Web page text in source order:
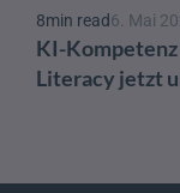
8min read6. Mai
KI-
Literacy jetzt